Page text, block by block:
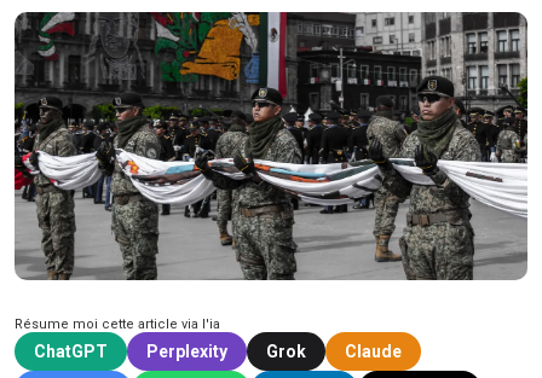
Résume moi cette article via l'ia
ChatGPT Perplexity Grok
Claude